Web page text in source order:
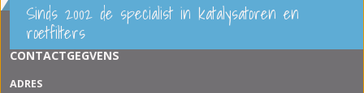
Sinds 2002 de specialist in katalysatoren en
roetfilters
CONTACTGEGVENS
ADRES